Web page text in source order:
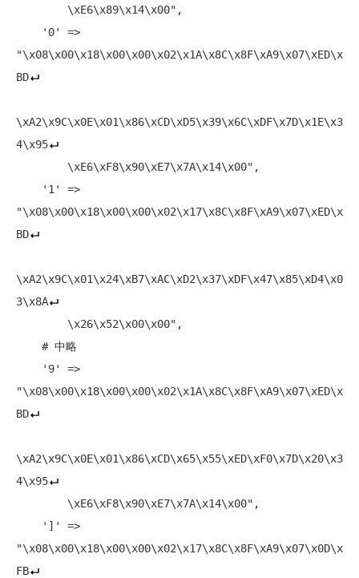
"\x08\x00\x18\x00\x00\x02\x1A\x8C\x8F\xA9\x07\xED\x
BD
\xA2\x9C\x0E\x01\x86\xCD\xD5\x39\x6C\xDF\x7D\x1E\x3
4\x95
"\x08\x00\x18\x00\x00\x02\x17\x8C\x8F\xA9\x07\xED\x
BD
\xA2\x9C\x01\x24\xB7\xAC\xD2\x37\xDF\x47\x85\xD4\x0
3\x8A
# 中略
"\x08\x00\x18\x00\x00\x02\x1A\x8C\x8F\xA9\x07\xED\x
BD
\xA2\x9C\x0E\x01\x86\xCD\x65\x55\xED\xF0\x7D\x20\x3
4\x95
"\x08\x00\x18\x00\x00\x02\x17\x8C\x8F\xA9\x07\x0D\x
FB